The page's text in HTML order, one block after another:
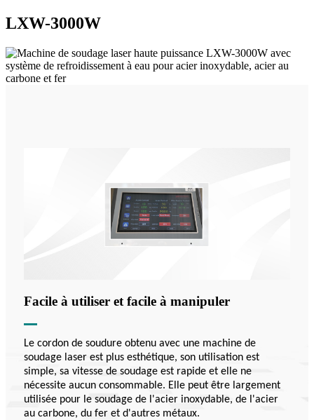
LXW-3000W
Facile à utiliser et facile à manipuler
Le cordon de soudure obtenu avec une machine de
soudage laser est plus esthétique, son utilisation est
simple, sa vitesse de soudage est rapide et elle ne
nécessite aucun consommable. Elle peut être largement
utilisée pour le soudage de l'acier inoxydable, de l'acier
au carbone, du fer et d'autres métaux.